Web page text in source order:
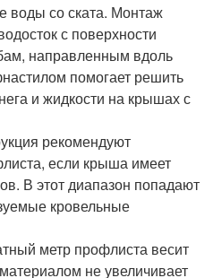
воды со ската. Монтаж
с поверхности
направленным вдоль
помогает решить
и жидкости на крышах с
рекомендуют
если крыша имеет
В этот диапазон попадают
кровельные
метр профлиста весит
не увеличивает